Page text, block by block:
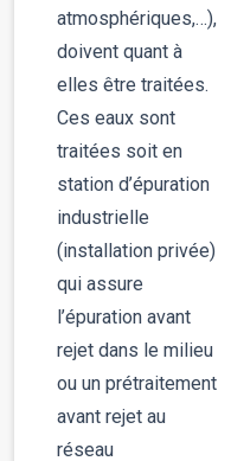
atmosphériques,…),
doivent quant à
elles être traitées.
Ces eaux sont
traitées soit en
station d’épuration
industrielle
(installation privée)
qui assure
l’épuration avant
rejet dans le milieu
ou un prétraitement
avant rejet au
réseau